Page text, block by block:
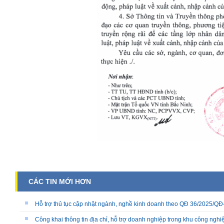
CÁC TIN MỚI HƠN
Hỗ trợ thủ tục cập nhật ngành, nghề kinh doanh theo QĐ 36/2025/
Công khai thông tin địa chỉ, hỗ trợ doanh nghiệp trong khu công